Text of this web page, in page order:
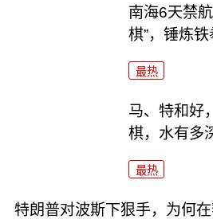
南海6天禁
棋”，锤炼铁
最热
马、特和好
棋，水有多
最热
特朗普对波斯下狠手，为何在